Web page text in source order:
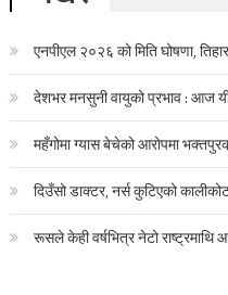
एनपीएल २०२६ को मिति घोषणा,
देशभर मनसुनी वायुको प्रभाव : आज यी
महँगोमा ग्यास बेचेको आरोपमा
दिउँसो डाक्टर, नर्स कुटिएको
रूसले केही वर्षभित्र नेटो राष्ट्रमाथि